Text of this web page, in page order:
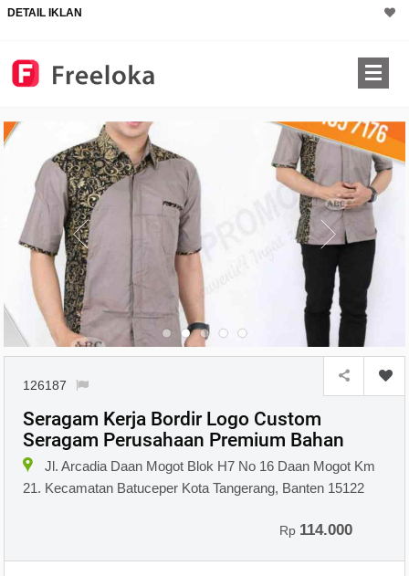
DETAIL IKLAN
126187
Seragam Kerja Bordir Logo Custom
Seragam Perusahaan Premium Bahan
Jl. Arcadia Daan Mogot Blok H7 No 16 Daan Mogot Km
21. Kecamatan Batuceper Kota Tangerang, Banten 15122
Rp 114.000